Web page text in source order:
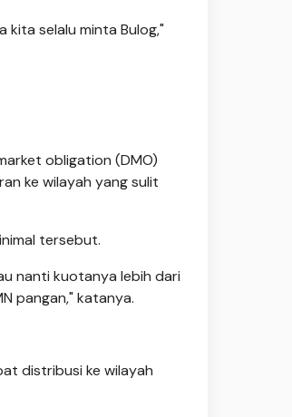
kita selalu minta Bulog,"
obligation (DMO)
ke wilayah yang sulit
tersebut.
nanti kuotanya lebih dari
pangan," katanya.
distribusi ke wilayah